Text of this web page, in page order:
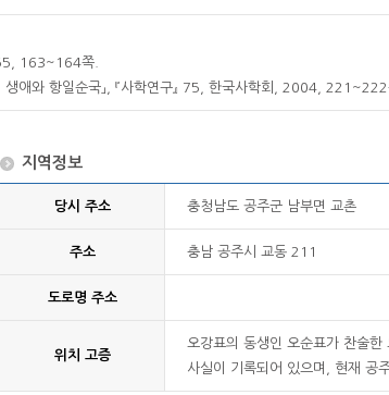
163~164쪽.
애와 항일순국」, 『사학연구』 75, 한국사학회, 2004, 221~222
지역정보
당시 주소 충청남도 공주군 남부면 교촌
주소 충남 공주시 교동 211
도로명 주소
위치 고증
오강표의 동생인 오순표가 찬술한
사실이 기록되어 있으며, 현재 공